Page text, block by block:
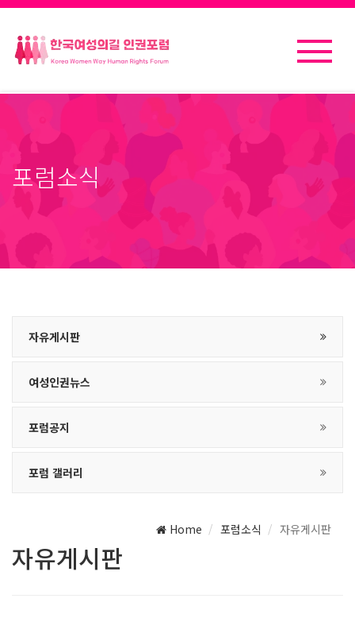
포럼소식
자유게시판
여성인권뉴스
포럼공지
포럼 갤러리
Home 포럼소식 자유게시판
자유게시판